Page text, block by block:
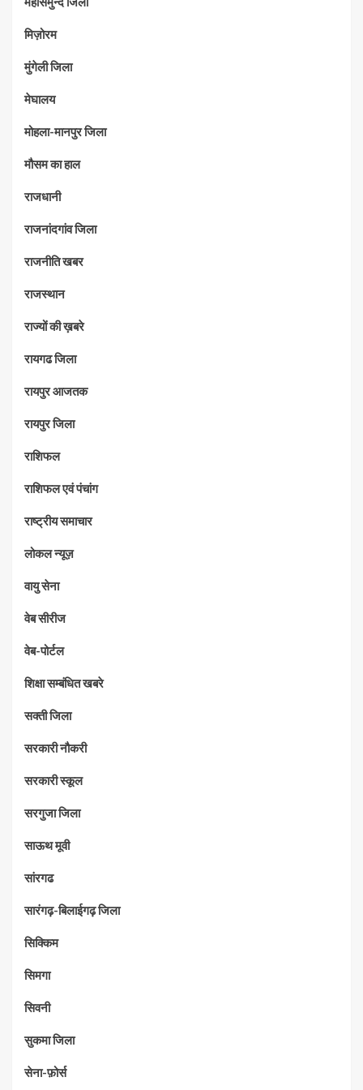
मिज़ोरम
मुंगेली जिला
मेघालय
मोहला-मानपुर जिला
मौसम का हाल
राजधानी
राजनांदगांव जिला
राजनीति खबर
राजस्थान
राज्यों की ख़बरे
रायगढ जिला
रायपुर आजतक
रायपुर जिला
राशिफल
राशिफल एवं पंचांग
राष्ट्रीय समाचार
लोकल न्यूज़
वायु सेना
वेब सीरीज
वेब-पोर्टल
शिक्षा सम्बंधित खबरे
सक्ती जिला
सरकारी नौकरी
सरकारी स्कूल
सरगुजा जिला
साऊथ मूवी
सांरगढ
सारंगढ़-बिलाईगढ़ जिला
सिक्किम
सिमगा
सिवनी
सुकमा जिला
सेना-फ़ोर्स